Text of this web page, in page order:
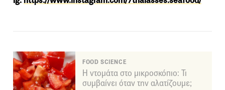
FOOD SCIENCE
Η ντομάτα στο μικροσκόπιο: Τι
συμβαίνει όταν την αλατίζουμε;